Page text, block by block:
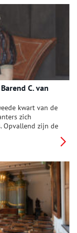
opnieuw tot
toevoeging aan
Deze is nog te
de deuren voor
C. van
kwart van de
zich
Opvallend zijn de
beeld van